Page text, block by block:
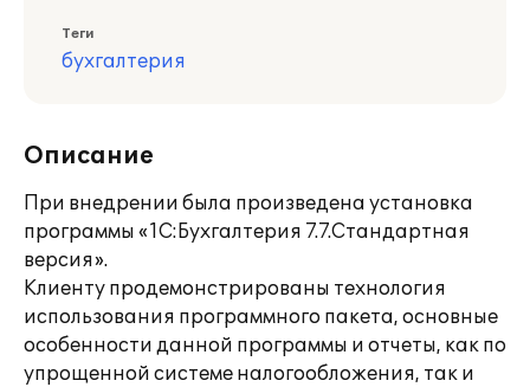
Теги
бухгалтерия
Описание
При внедрении была произведена установка
программы «1С:Бухгалтерия 7.7.Стандартная
версия».
Клиенту продемонстрированы технология
использования программного пакета, основные
особенности данной программы и отчеты, как по
упрощенной системе налогообложения, так и